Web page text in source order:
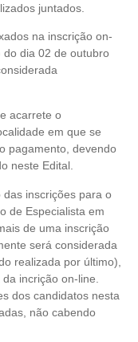
juntados.
na inscrição on-
dia 02 de outubro
acarrete o
em que se
pagamento, devendo
neste Edital.
inscrições para o
de Especialista em
de uma inscrição
será considerada
realizada por último),
incrição on-line.
dos candidatos nesta
não cabendo